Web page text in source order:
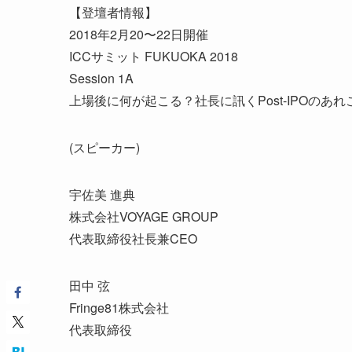
【登壇者情報】
2018年2月20〜22日開催
ICCサミット FUKUOKA 2018
Session 1A
上場後に何が起こる？社長に訊くPost-IPOのあれ
(スピーカー)
宇佐美 進典
株式会社VOYAGE GROUP
代表取締役社長兼CEO
田中 弦
Fringe81株式会社
代表取締役